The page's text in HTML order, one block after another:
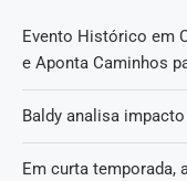
Evento Histórico em
e Aponta Caminhos
Baldy analisa
Em curta temporada,